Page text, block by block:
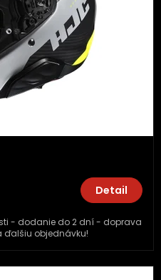
Detail
- dodanie do 2 dní - doprava
ďalšiu objednávku!